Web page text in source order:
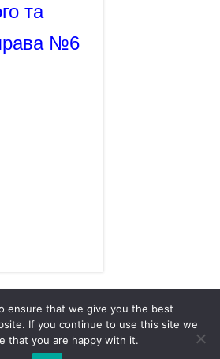
та
№6
правових наук |
ensure that we give you the best
If you continue to use this site we
that you are happy with it.